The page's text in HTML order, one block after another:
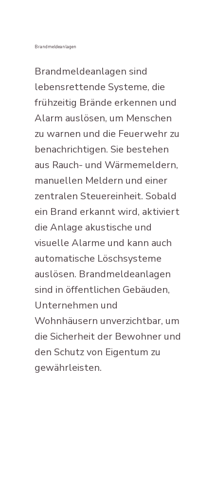
Brandmeldeanlagen
Brandmeldeanlagen sind
lebensrettende Systeme, die
frühzeitig Brände erkennen und
Alarm auslösen, um Menschen
zu warnen und die Feuerwehr zu
benachrichtigen. Sie bestehen
aus Rauch- und Wärmemeldern,
manuellen Meldern und einer
zentralen Steuereinheit. Sobald
ein Brand erkannt wird, aktiviert
die Anlage akustische und
visuelle Alarme und kann auch
automatische Löschsysteme
auslösen. Brandmeldeanlagen
sind in öffentlichen Gebäuden,
Unternehmen und
Wohnhäusern unverzichtbar, um
die Sicherheit der Bewohner und
den Schutz von Eigentum zu
gewährleisten.